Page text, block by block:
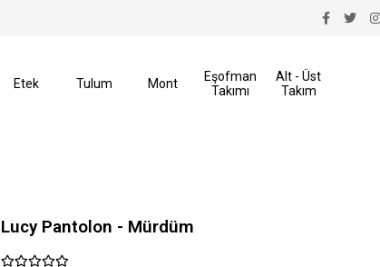
Size Özel İndirimler
Etek Tulum Mont
Eşofman
Takımı
Alt - Üst
Takım
Lucy Pantolon - Mürdüm